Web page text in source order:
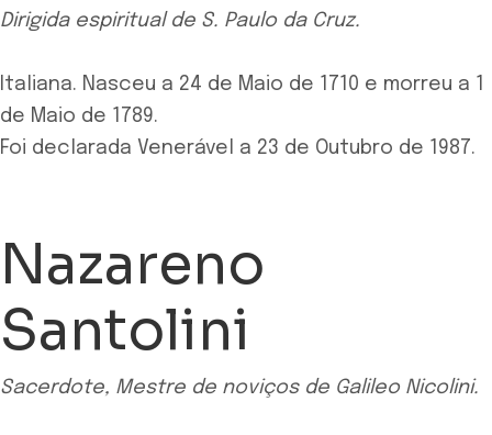
Dirigida espiritual de S. Paulo da Cruz.
Italiana. Nasceu a 24 de Maio de 1710 e morreu a 1
de Maio de 1789.
Foi declarada Venerável a 23 de Outubro de 1987.
Nazareno
Santolini
Sacerdote, Mestre de noviços de Galileo Nicolini.